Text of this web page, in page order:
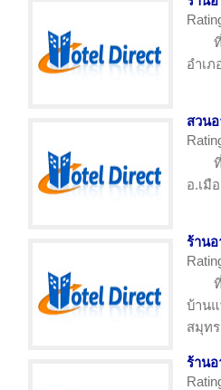
อำเ
สวน
อ.เมื
ร้าน
บ้าน
สมุท
ร้าน